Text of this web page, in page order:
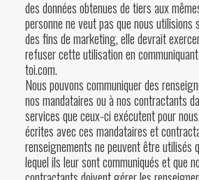
des données obtenues de tiers aux
personne ne veut pas que nous utilisions
des fins de marketing, elle devrait
refuser cette utilisation en
toi.com.
Nous pouvons communiquer des
nos mandataires ou à nos contractants
services que ceux-ci exécutent pour
écrites avec ces mandataires et
renseignements ne peuvent être utilisés
lequel ils leur sont communiqués et que